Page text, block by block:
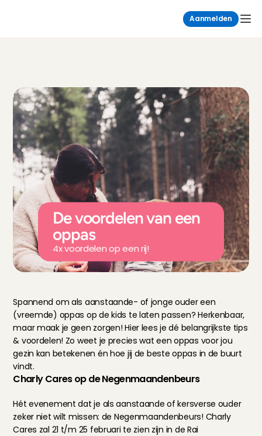
Aanmelden
De voordelen van een
oppas
4x voordelen op een rij!
Spannend om als aanstaande- of jonge ouder een
(vreemde) oppas op de kids te laten passen? Herkenbaar,
maar maak je geen zorgen! Hier lees je dé belangrijkste tips
& voordelen! Zo weet je precies wat een oppas voor jou
gezin kan betekenen én hoe jij de beste oppas in de buurt
vindt.
Charly Cares op de Negenmaandenbeurs
Hét evenement dat je als aanstaande of kersverse ouder
zeker niet wilt missen: de Negenmaandenbeurs! Charly
Cares zal 21 t/m 25 februari te zien zijn in de Rai